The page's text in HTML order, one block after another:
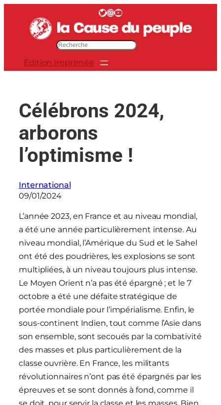
contenu
Twitter InstagramYouTube
c
e
Édition Imprimée
Célébrons 2024,
arborons
l’optimisme !
International
09/01/2024
L’année 2023, en France et au niveau mondial,
a été une année particulièrement intense. Au
niveau mondial, l’Amérique du Sud et le Sahel
ont été des poudrières, les explosions se sont
multipliées, à un niveau toujours plus intense.
Le Moyen Orient n’a pas été épargné ; et le 7
octobre a été une défaite stratégique de
portée mondiale pour l’impérialisme. Enfin, le
sous-continent Indien, tout comme l’Asie dans
son ensemble, sont secoués par la combativité
des masses et plus particulièrement de la
classe ouvrière. En France, les militants
révolutionnaires n’ont pas été épargnés par les
épreuves et se sont donnés à fond, comme il